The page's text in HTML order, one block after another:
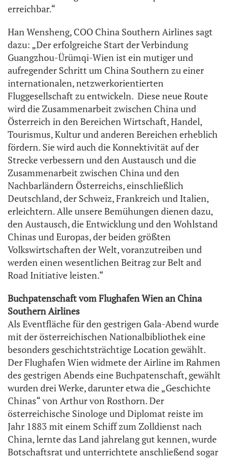
erreichbar.“
Han Wensheng, COO China Southern Airlines sagt
dazu: „Der erfolgreiche Start der Verbindung
Guangzhou-Ürümqi-Wien ist ein mutiger und
aufregender Schritt um China Southern zu einer
internationalen, netzwerkorientierten
Fluggesellschaft zu entwickeln. Diese neue Route
wird die Zusammenarbeit zwischen China und
Österreich in den Bereichen Wirtschaft, Handel,
Tourismus, Kultur und anderen Bereichen erheblich
fördern. Sie wird auch die Konnektivität auf der
Strecke verbessern und den Austausch und die
Zusammenarbeit zwischen China und den
Nachbarländern Österreichs, einschließlich
Deutschland, der Schweiz, Frankreich und Italien,
erleichtern. Alle unsere Bemühungen dienen dazu,
den Austausch, die Entwicklung und den Wohlstand
Chinas und Europas, der beiden größten
Volkswirtschaften der Welt, voranzutreiben und
werden einen wesentlichen Beitrag zur Belt and
Road Initiative leisten.“
Buchpatenschaft vom Flughafen Wien an China
Southern Airlines
Als Eventfläche für den gestrigen Gala-Abend wurde
mit der österreichischen Nationalbibliothek eine
besonders geschichtsträchtige Location gewählt.
Der Flughafen Wien widmete der Airline im Rahmen
des gestrigen Abends eine Buchpatenschaft, gewählt
wurden drei Werke, darunter etwa die „Geschichte
Chinas“ von Arthur von Rosthorn. Der
österreichische Sinologe und Diplomat reiste im
Jahr 1883 mit einem Schiff zum Zolldienst nach
China, lernte das Land jahrelang gut kennen, wurde
Botschaftsrat und unterrichtete anschließend sogar